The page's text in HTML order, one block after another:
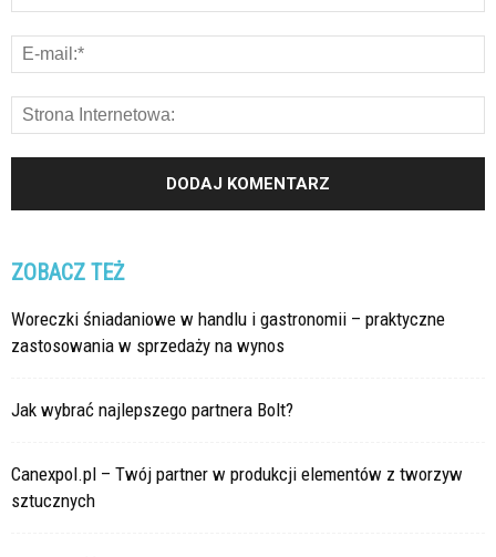
ZOBACZ TEŻ
Woreczki śniadaniowe w handlu i gastronomii – praktyczne
zastosowania w sprzedaży na wynos
Jak wybrać najlepszego partnera Bolt?
Canexpol.pl – Twój partner w produkcji elementów z tworzyw
sztucznych